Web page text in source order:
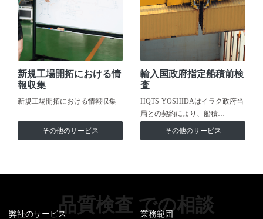
新規工場開拓における情
報収集
新規工場開拓における情報収集
その他のサービス
輸入国政府指定船積前検
査
HQTS-YOSHIDAはイラク政府当
局との契約により、船積…
その他のサービス
品質検査 での相談
弊社のサービス 業務範囲